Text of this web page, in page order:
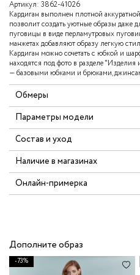
Артикул: 3862-41026
Кардиган выполнен плотной
позволит создать уютные образы даже
пуговицы в виде перламутровых
манжетах добавляют образу легкую
Кардиган можно сочетать с юбкой и
находятся под фото в разделе
— базовыми юбками и брюками,
Обмеры
Параметры модели
Состав и уход
Наличие в магазинах
Онлайн-примерка
Дополните образ
-73%